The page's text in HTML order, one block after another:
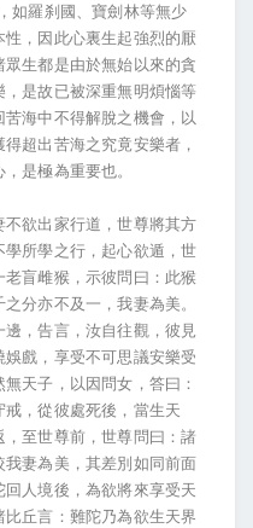
如羅刹國、寶劍林等無少
，因此心裏生起強烈的厭
生都是由於無始以來的貪
是故已被深重無明煩惱等
海中不得解脫之機會，以
超出苦海之究竟安樂者，
是極為重要也。
欲出家行道，世尊將其方
所學之行，起心欲遁，世
盲雌猴，示彼問曰：此猴
分亦不及一，我妻為美。
，告言，汝自往觀，彼見
戲，享受不可思議安樂受
天子，以因問女，答曰：
，從彼處死後，當生天
至世尊前，世尊問曰：諸
妻為美，其差別如同前面
人境後，為欲將來享受天
丘言：難陀乃為欲生天界